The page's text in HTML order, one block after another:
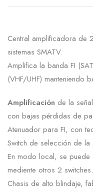
Central amplificadora de
sistemas SMATV.
Amplifica la banda FI
(VHF/UHF) manteniendo
Amplificación de la
con bajas pérdidas de
Atenuador para FI, con
Switch de selección de
En modo local, se
mediente otros 2 switches.
Chasis de alto blindaje,